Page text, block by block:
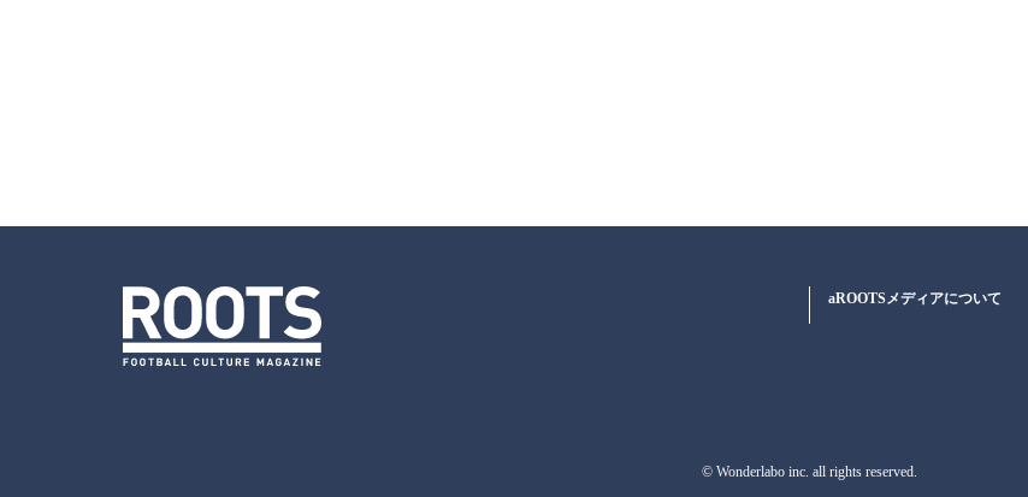
aROOTSメディアについて
© Wonderlabo inc. all rights reserved.